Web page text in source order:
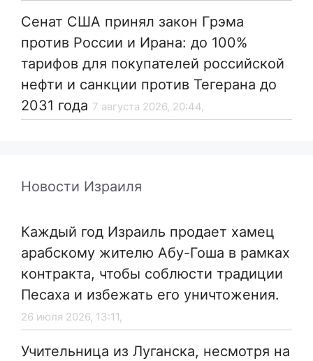
Сенат США принял закон Грэма
против России и Ирана: до 100%
тарифов для покупателей российской
нефти и санкции против Тегерана до
2031 года 7 августа 2026, 20:44,
Новости Израиля
Каждый год Израиль продает хамец
арабскому жителю Абу-Гоша в рамках
контракта, чтобы соблюсти традиции
Песаха и избежать его уничтожения.
26 июля 2026, 13:11,
Учительница из Луганска, несмотря на